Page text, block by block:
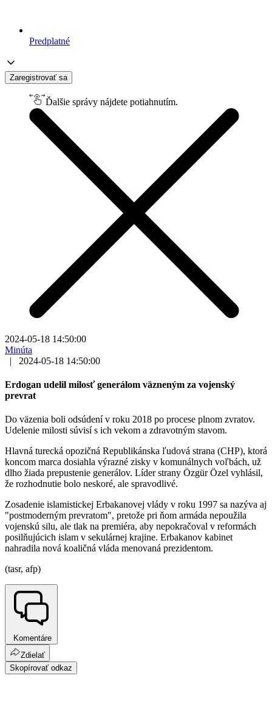
Predplatné
Zaregistrovať sa
Ďalšie správy nájdete potiahnutím.
2024-05-18 14:50:00
Minúta
|
2024-05-18 14:50:00
Erdogan udelil milosť generálom väzneným za vojenský
prevrat
Do väzenia boli odsúdení v roku 2018 po procese plnom zvratov.
Udelenie milosti súvisí s ich vekom a zdravotným stavom.
Hlavná turecká opozičná Republikánska ľudová strana (CHP), ktorá
koncom marca dosiahla výrazné zisky v komunálnych voľbách, už
dlho žiada prepustenie generálov. Líder strany Özgür Özel vyhlásil,
že rozhodnutie bolo neskoré, ale spravodlivé.
Zosadenie islamistickej Erbakanovej vlády v roku 1997 sa nazýva aj
"postmoderným prevratom", pretože pri ňom armáda nepoužila
vojenskú silu, ale tlak na premiéra, aby nepokračoval v reformách
posilňujúcich islam v sekulárnej krajine. Erbakanov kabinet
nahradila nová koaličná vláda menovaná prezidentom.
(tasr, afp)
Komentáre
Zdielať
Skopírovať odkaz